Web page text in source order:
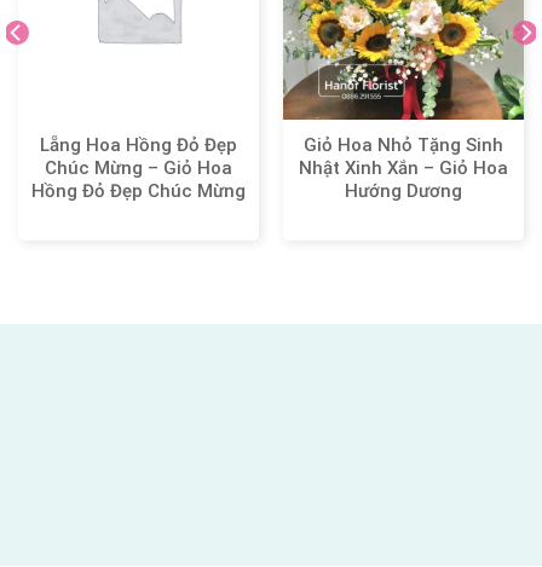
Lẵng Hoa Hồng Đỏ Đẹp
Chúc Mừng – Giỏ Hoa
Hồng Đỏ Đẹp Chúc Mừng
Giỏ Hoa Nhỏ Tặng Sinh
Nhật Xinh Xắn – Giỏ Hoa
Hướng Dương